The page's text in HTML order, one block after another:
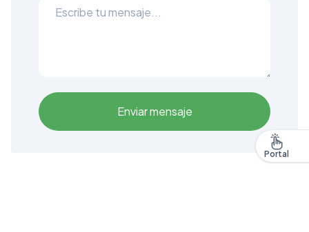
Enviar mensaje
Portal